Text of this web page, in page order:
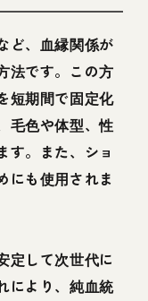
ど、血縁関係が
法です。この方
短期間で固定化
毛色や体型、性
す。また、ショ
にも使用されま
定して次世代に
により、純血統